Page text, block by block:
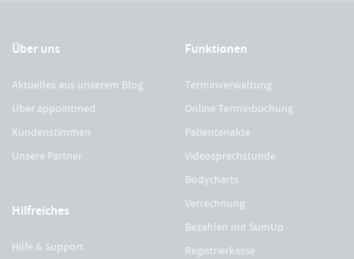
Über uns
Aktuelles aus unserem Blog
Über appointmed
Kundenstimmen
Unsere Partner
Hilfreiches
Hilfe & Support
Funktionen
Terminverwaltung
Online Terminbuchung
Patientenakte
Videosprechstunde
Bodycharts
Verrechnung
Bezahlen mit SumUp
Registrierkasse